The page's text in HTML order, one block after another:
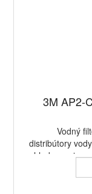
3M AP2-
Vodný
distribútory
ochladzovanie
stupeň